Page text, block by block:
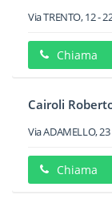
Via TRENTO, 12-
Chiama
Cairoli
Via ADAMELLO, 23
Chiama